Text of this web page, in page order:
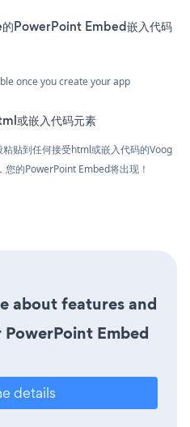
PowerPoint Embed嵌入代码
once you create your app
或嵌入代码元素
贴到任何接受html或嵌入代码的Voog
的PowerPoint Embed将出现！
about features and
Embed
details